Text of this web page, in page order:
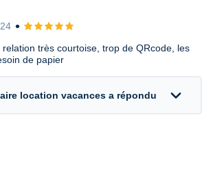
Avis 5 sur 5
très courtoise, trop de QRcode, les
de papier
location vacances a répondu expand_more